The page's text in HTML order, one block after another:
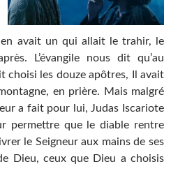
avait un qui allait le trahir, le
L’évangile nous dit qu’au
choisi les douze apôtres, Il avait
en prière. Mais malgré
a fait pour lui, Judas Iscariote
permettre que le diable rentre
le Seigneur aux mains de ses
Dieu, ceux que Dieu a choisis